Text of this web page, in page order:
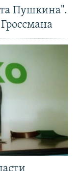
Пушкина".